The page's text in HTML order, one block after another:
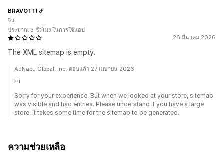
26 มีนาคม 2026
The XML sitemap is empty.
BRAVOTTI
จีน
ประมาณ 3 ชั่วโมง ในการใช้แอป
AdNabu Global, Inc. ตอบแล้ว 27 เมษายน 2026
Hi
Sorry for your experience. But when we looked at your store, sitemap
was visible and had entries. Please understand if you have a large
store, it takes some time for the sitemap to be generated.
ความช่วยเหลือ